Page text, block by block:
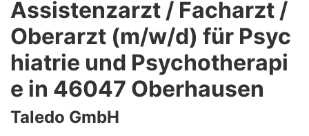
Assistenzarzt / Facharzt /
Oberarzt (m/w/d) für Psyc
hiatrie und Psychotherapi
e in 46047 Oberhausen
Taledo GmbH